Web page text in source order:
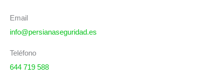
Email
info@persianaseguridad.es
Teléfono
644 719 588
o
s